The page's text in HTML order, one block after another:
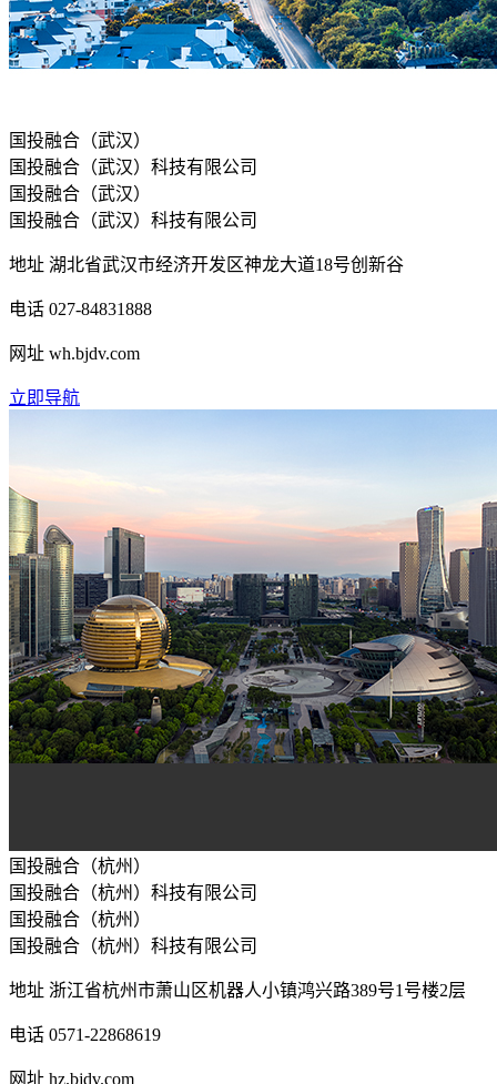
国投融合（武汉）
国投融合（武汉）科技有限公司
国投融合（武汉）
国投融合（武汉）科技有限公司
地址 湖北省武汉市经济开发区神龙大道18号创新谷
电话 027-84831888
网址 wh.bjdv.com
立即导航
国投融合（杭州）
国投融合（杭州）科技有限公司
国投融合（杭州）
国投融合（杭州）科技有限公司
地址 浙江省杭州市萧山区机器人小镇鸿兴路389号1号楼2层
电话 0571-22868619
网址 hz.bjdv.com